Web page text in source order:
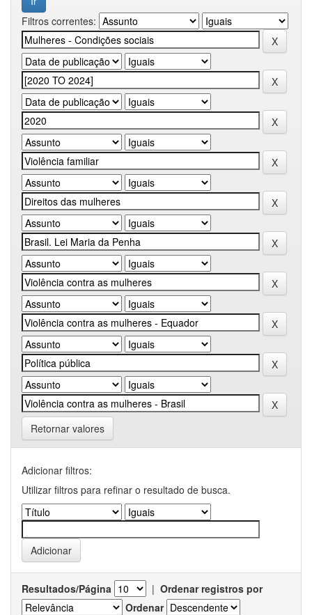
Filtros correntes:
Retornar valores
Adicionar filtros:
Utilizar filtros para refinar o resultado de busca.
Resultados/Página | Ordenar registros por
Ordenar